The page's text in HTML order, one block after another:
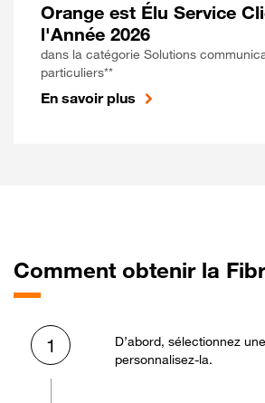
Orange est Élu Service
l'Année 2026
dans la catégorie Solutions
particuliers**
En savoir plus
Comment obtenir la
1
D’abord, sélectionnez
personnalisez-la.